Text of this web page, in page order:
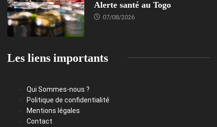
Alerte santé au Togo
07/08/2026
Les liens importants
Qui Sommes-nous ?
Politique de confidentialité
Mentions légales
Contact